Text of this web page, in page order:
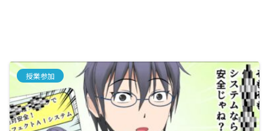
授業参加